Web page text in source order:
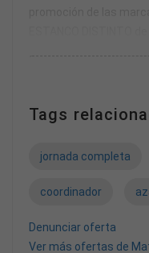
* Jornada completa de
14:00 y de 17:00 a
especializado
* Salario de 1550 €
Tags
jornada completa
coordinador
Denunciar oferta
Ver más ofertas de